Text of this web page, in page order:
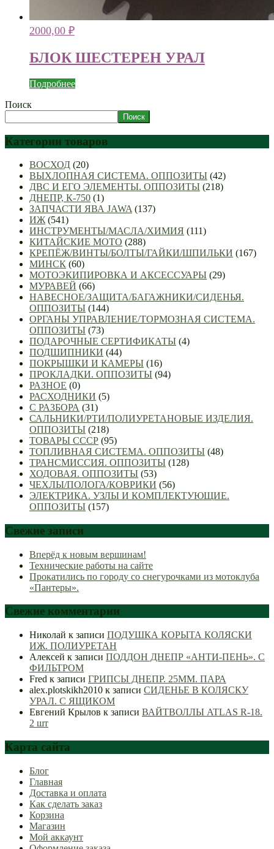
2000,00 ₽
БЛОК ШЕСТЕРЕН УРАЛ
Подробнее
Поиск
Поиск
Категории товаров
ВОСХОД (20)
ВЫХЛОПНАЯ СИСТЕМА. ОППОЗИТЫ (42)
ДВС И ЕГО ЭЛЕМЕНТЫ. ОППОЗИТЫ (218)
ДНЕПР, К-750 (1)
ЗАПЧАСТИ ЯВА JAWA (137)
ИЖ (541)
ИНСТРУМЕНТЫ/МАСЛА/ХИМИЯ (111)
КИТАЙСКИЕ МОТО (288)
КРЕПЁЖ/ВИНТЫ/БОЛТЫ/ГАЙКИ/ШПИЛЬКИ (167)
МИНСК (60)
МОТОЭКИПИРОВКА И АКСЕССУАРЫ (29)
МУРАВЕЙ (66)
НАВЕСНОЕ/ЗАЩИТА/БАГАЖНИКИ/СИДЕНЬЯ.
ОППОЗИТЫ (144)
ОРГАНЫ УПРАВЛЕНИЕ/ТОРМОЗНАЯ СИСТЕМА.
ОППОЗИТЫ (73)
ПОДАРОЧНЫЕ СЕРТИФИКАТЫ (4)
ПОДШИПНИКИ (44)
ПОКРЫШКИ И КАМЕРЫ (16)
ПРОКЛАДКИ. ОППОЗИТЫ (94)
РАЗНОЕ (0)
РАСХОДНИКИ (5)
С РАЗБОРА (31)
САЛЬНИКИ/РТИ/ПОЛИУРЕТАНОВЫЕ ИЗДЕЛИЯ.
ОППОЗИТЫ (218)
ТОВАРЫ СССР (95)
ТОПЛИВНАЯ СИСТЕМА. ОППОЗИТЫ (48)
ТРАНСМИССИЯ. ОППОЗИТЫ (128)
ХОДОВАЯ. ОППОЗИТЫ (53)
ЧЕХЛЫ/ПОЛОГА/КОВРИКИ (56)
ЭЛЕКТРИКА. УЗЛЫ И КОМПЛЕКТУЮЩИЕ.
ОППОЗИТЫ (157)
Свежие записи
Вперёд к новым вершинам!
Технические работы на сайте
Прокатились по городу со снегурочками из мотоклуба
«Пантеры».
Свежие комментарии
Николай к записи ПОДУШКА КОРЫТА КОЛЯСКИ
ИЖ. ПОЛИУРЕТАН
Алексей к записи ПОДДОН ДНЕПР «АНТИ-ПЕНЬ». С
ФИЛЬТРОМ
Fred к записи ГРИПСЫ ДНЕПР. 25ММ. ПАРА
alex.plotskikh2010 к записи СИДЕНЬЕ В КОЛЯСКУ
УРАЛ. С ЯЩИКОМ
Евгений Крылов к записи ВАЙТВОЛЛЫ ATLAS R-18.
2 шт
Карта сайта
Блог
Главная
Доставка и оплата
Как сделать заказ
Корзина
Магазин
Мой аккаунт